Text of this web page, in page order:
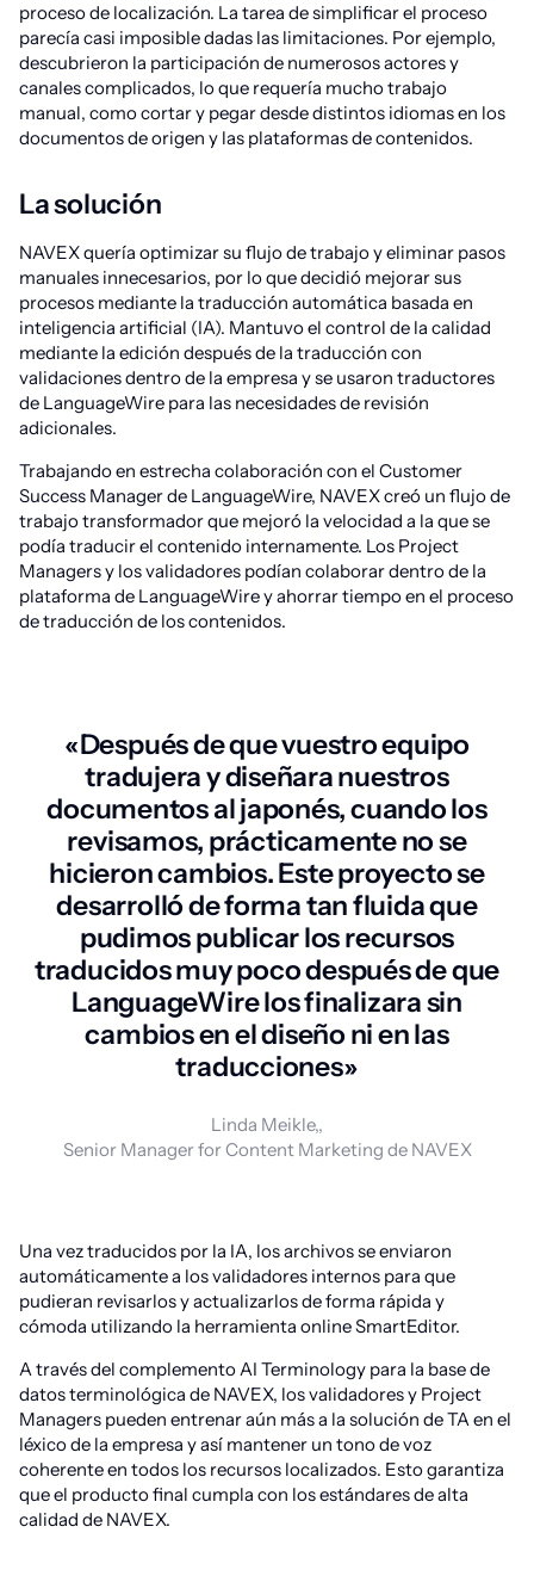
proceso de localización. La tarea de simplificar el proceso
parecía casi imposible dadas las limitaciones. Por ejemplo,
descubrieron la participación de numerosos actores y
canales complicados, lo que requería mucho trabajo
manual, como cortar y pegar desde distintos idiomas en los
documentos de origen y las plataformas de contenidos.
La solución
NAVEX quería optimizar su flujo de trabajo y eliminar pasos
manuales innecesarios, por lo que decidió mejorar sus
procesos mediante la traducción automática basada en
inteligencia artificial (IA). Mantuvo el control de la calidad
mediante la edición después de la traducción con
validaciones dentro de la empresa y se usaron traductores
de LanguageWire para las necesidades de revisión
adicionales.
Trabajando en estrecha colaboración con el Customer
Success Manager de LanguageWire, NAVEX creó un flujo de
trabajo transformador que mejoró la velocidad a la que se
podía traducir el contenido internamente. Los Project
Managers y los validadores podían colaborar dentro de la
plataforma de LanguageWire y ahorrar tiempo en el proceso
de traducción de los contenidos.
«Después de que vuestro equipo
tradujera y diseñara nuestros
documentos al japonés, cuando los
revisamos, prácticamente no se
hicieron cambios. Este proyecto se
desarrolló de forma tan fluida que
pudimos publicar los recursos
traducidos muy poco después de que
LanguageWire los finalizara sin
cambios en el diseño ni en las
traducciones»
Linda Meikle,,
Senior Manager for Content Marketing de NAVEX
Una vez traducidos por la IA, los archivos se enviaron
automáticamente a los validadores internos para que
pudieran revisarlos y actualizarlos de forma rápida y
cómoda utilizando la herramienta online SmartEditor.
A través del complemento AI Terminology para la base de
datos terminológica de NAVEX, los validadores y Project
Managers pueden entrenar aún más a la solución de TA en el
léxico de la empresa y así mantener un tono de voz
coherente en todos los recursos localizados. Esto garantiza
que el producto final cumpla con los estándares de alta
calidad de NAVEX.